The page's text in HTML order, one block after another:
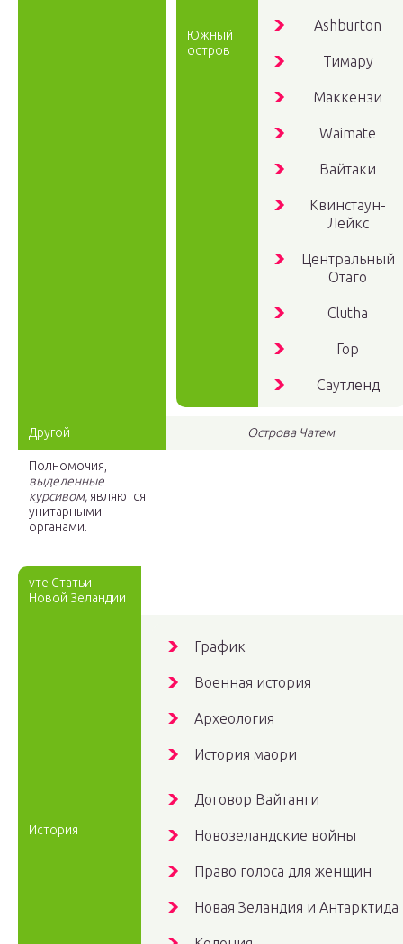
Южный
остров
Ashburton
Тимару
Маккензи
Waimate
Вайтаки
Квинстаун-
Лейкс
Центральный
Отаго
Clutha
Гор
Саутленд
Другой Острова Чатем
Полномочия,
выделенные
курсивом,являются
унитарными
органами.
vте Статьи
Новой Зеландии
История
График
Военная история
Археология
История маори
Договор Вайтанги
Новозеландские войны
Право голоса для женщин
Новая Зеландия и Антарктида